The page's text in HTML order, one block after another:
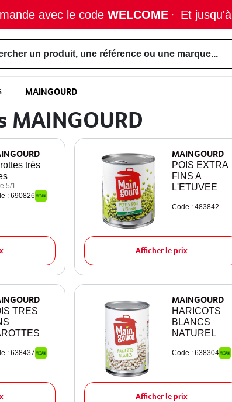
avec le code WELCOME · Et jusqu'à
un produit, une référence ou une marque...
MAINGOURD
très
5/1
: 690826
MAINGOURD
POIS EXTRA
FINS A
L'ETUVEE
Code : 483842
Afficher le prix
TRES
: 638437
MAINGOURD
HARICOTS
BLANCS
NATUREL
Code : 638304
Afficher le prix